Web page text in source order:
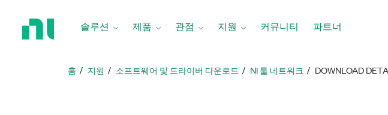
솔루션 제품 관점 지원 커뮤니티 파트너
홈 지원 소프트웨어 및 드라이버 다운로드 NI 툴 네트워크 DOWNLOAD